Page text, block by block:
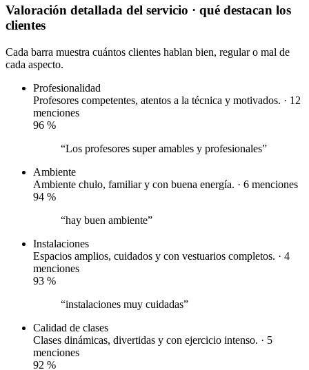
Valoración detallada del servicio · qué destacan los
clientes
Cada barra muestra cuántos clientes hablan bien, regular o mal de
cada aspecto.
Profesionalidad
Profesores competentes, atentos a la técnica y motivados. · 12
menciones
96 %
“Los profesores super amables y profesionales”
Ambiente
Ambiente chulo, familiar y con buena energía. · 6 menciones
94 %
“hay buen ambiente”
Instalaciones
Espacios amplios, cuidados y con vestuarios completos. · 4
menciones
93 %
“instalaciones muy cuidadas”
Calidad de clases
Clases dinámicas, divertidas y con ejercicio intenso. · 5
menciones
92 %